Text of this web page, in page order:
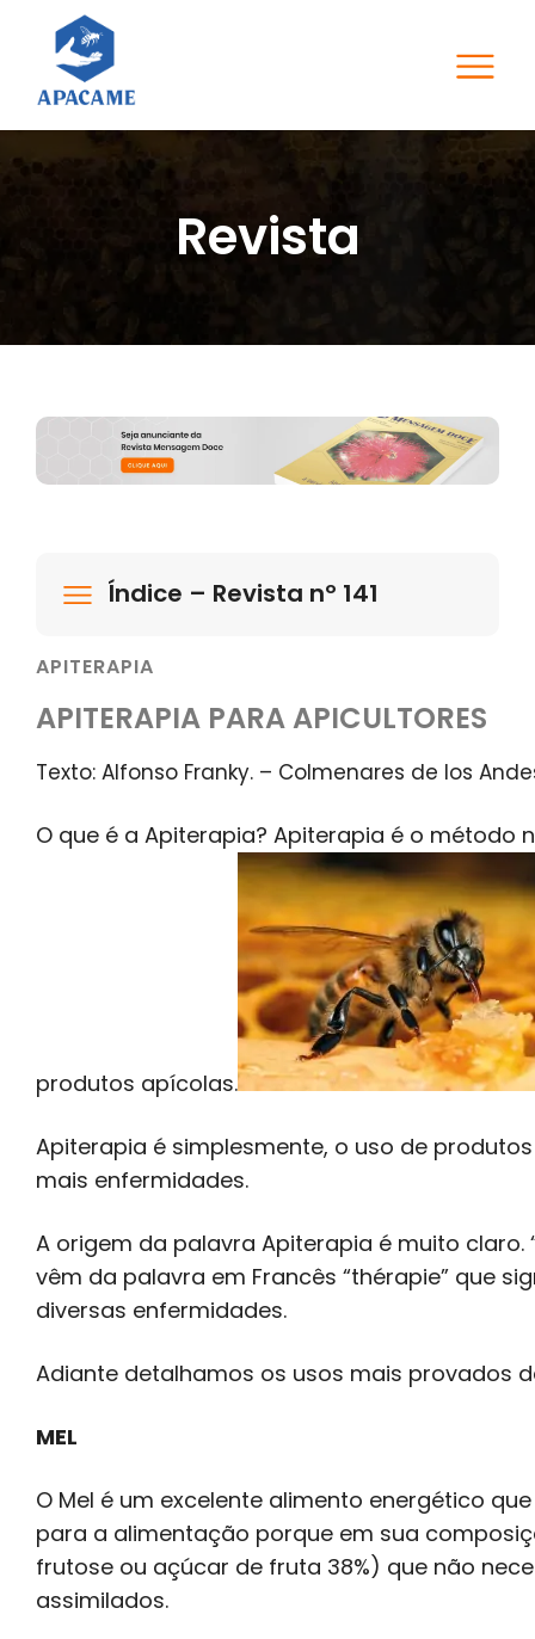
Revista
Índice – Revista nº 141
APITERAPIA
APITERAPIA PARA APICULTORES
Texto: Alfonso Franky. – Colmenares de los
O que é a Apiterapia? Apiterapia é o
produtos apícolas.
Apiterapia é simplesmente, o uso de
mais enfermidades.
A origem da palavra Apiterapia é muito claro.
vêm da palavra em Francês “thérapie” que
diversas enfermidades.
Adiante detalhamos os usos mais provados
MEL
O Mel é um excelente alimento energético
para a alimentação porque em sua
frutose ou açúcar de fruta 38%) que não
assimilados.